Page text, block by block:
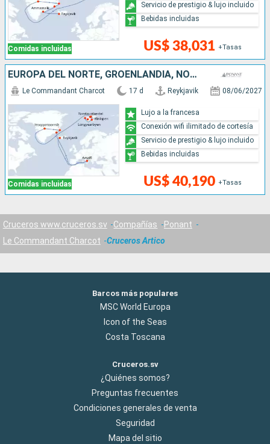
Comidas incluidas US$ 38,031 +Tasas
Servicio de prestigio & lujo incluido
Bebidas incluidas
EUROPA DEL NORTE, GROENLANDIA, NORUEGA, ITALIA, ISLANDIA
Comidas incluidas
Le Commandant Charcot 17 d Reykjavik 08/06/2027
US$ 40,190 +Tasas
Lujo a la francesa
Conexión wifi ilimitado de cortesía
Servicio de prestigio & lujo incluido
Bebidas incluidas
Cruceros www.cruceros.sv Compañías
Ponant
Le Commandant Charcot
Cruceros Artico
Barcos más populares
MSC World Europa
Icon of the Seas
Costa Toscana
Cruceros.sv
¿Quiénes somos?
Preguntas frecuentes
Condiciones generales de venta
Seguridad
Mapa del sitio